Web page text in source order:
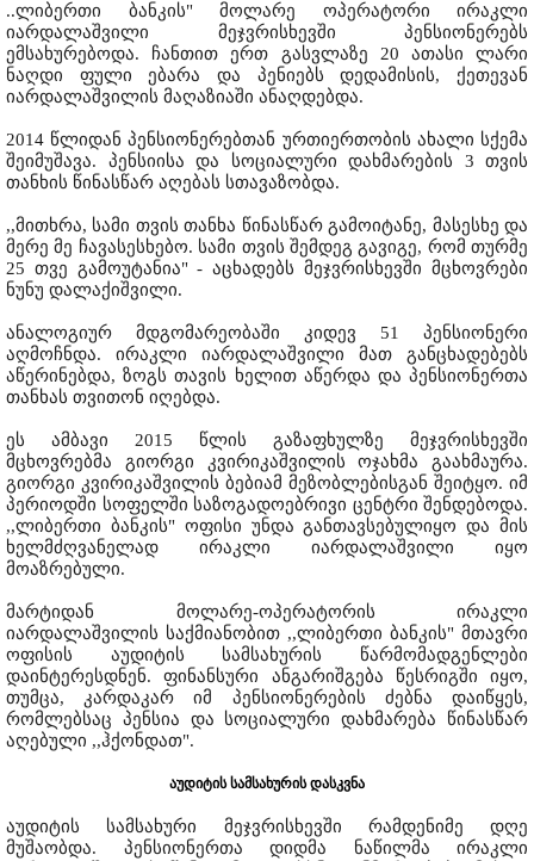
..ლიბერთი ბანკის" მოლარე ოპერატორი ირაკლი
იარდალაშვილი მეჯვრისხევში პენსიონერებს
ემსახურებოდა. ჩანთით ერთ გასვლაზე 20 ათასი ლარი
ნაღდი ფული ებარა და პენიებს დედამისის, ქეთევან
იარდალაშვილის მაღაზიაში ანაღდებდა.
2014 წლიდან პენსიონერებთან ურთიერთობის ახალი სქემა
შეიმუშავა. პენსიისა და სოციალური დახმარების 3 თვის
თანხის წინასწარ აღებას სთავაზობდა.
,,მითხრა, სამი თვის თანხა წინასწარ გამოიტანე, მასესხე და
მერე მე ჩავასესხებო. სამი თვის შემდეგ გავიგე, რომ თურმე
25 თვე გამოუტანია" - აცხადებს მეჯვრისხევში მცხოვრები
ნუნუ დალაქიშვილი.
ანალოგიურ მდგომარეობაში კიდევ 51 პენსიონერი
აღმოჩნდა. ირაკლი იარდალაშვილი მათ განცხადებებს
აწერინებდა, ზოგს თავის ხელით აწერდა და პენსიონერთა
თანხას თვითონ იღებდა.
ეს ამბავი 2015 წლის გაზაფხულზე მეჯვრისხევში
მცხოვრებმა გიორგი კვირიკაშვილის ოჯახმა გაახმაურა.
გიორგი კვირიკაშვილის ბებიამ მეზობლებისგან შეიტყო. იმ
პერიოდში სოფელში საზოგადოებრივი ცენტრი შენდებოდა.
,,ლიბერთი ბანკის" ოფისი უნდა განთავსებულიყო და მის
ხელმძღვანელად ირაკლი იარდალაშვილი იყო
მოაზრებული.
მარტიდან მოლარე-ოპერატორის ირაკლი
იარდალაშვილის საქმიანობით ,,ლიბერთი ბანკის" მთავრი
ოფისის აუდიტის სამსახურის წარმომადგენლები
დაინტერესდნენ. ფინანსური ანგარიშგება წესრიგში იყო,
თუმცა, კარდაკარ იმ პენსიონერების ძებნა დაიწყეს,
რომლებსაც პენსია და სოციალური დახმარება წინასწარ
აღებული ,,ჰქონდათ".
აუდიტის სამსახურის დასკვნა
აუდიტის სამსახური მეჯვრისხევში რამდენიმე დღე
მუშაობდა. პენსიონერთა დიდმა ნაწილმა ირაკლი